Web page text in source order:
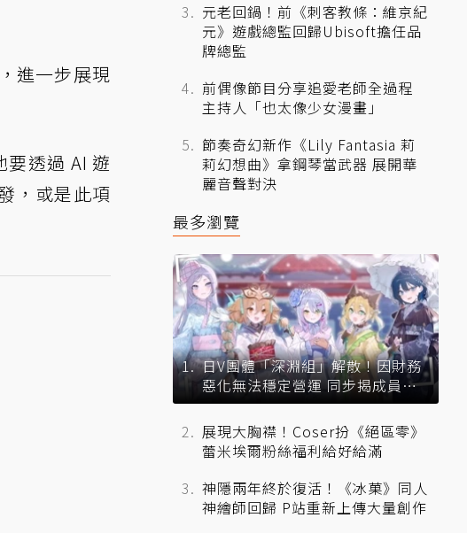
進一步展現
透過 AI 遊
，或是此項
元老回鍋！前《刺客教條：維京紀
元》遊戲總監回歸Ubisoft擔任品
牌總監
前偶像節目分享追愛老師全過程
主持人「也太像少女漫畫」
節奏奇幻新作《Lily Fantasia 莉
莉幻想曲》拿鋼琴當武器 展開華
麗音聲對決
最多瀏覽
日V團體「深淵組」解散！因財務
惡化無法穩定營運 同步揭成員未
來去向
展現大胸襟！Coser扮《絕區零》
蕾米埃爾粉絲福利給好給滿
神隱兩年終於復活！《冰菓》同人
神繪師回歸 P站重新上傳大量創作